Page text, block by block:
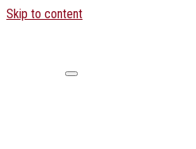
Skip to content